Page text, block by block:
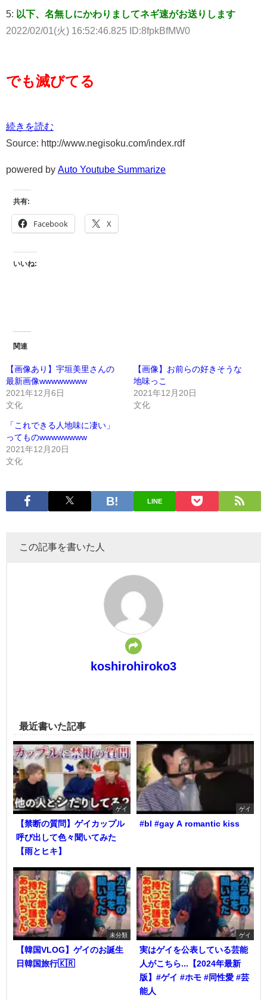
5: 以下、名無しにかわりましてネギ速がお送りします
2022/02/01(火) 16:52:46.825 ID:8fpkBfMW0
でも滅びてる
続きを読む
Source: http://www.negisoku.com/index.rdf
powered by Auto Youtube Summarize
共有:
Facebook X
いいね:
関連
【画像あり】宇垣美里さんの
最新画像wwwwwwww
2021年12月6日
文化
【画像】お前らの好きそうな
地味っこ
2021年12月20日
文化
「これできる人地味に凄い」
ってものwwwwwwww
2021年12月20日
文化
LINE
この記事を書いた人
koshirohiroko3
最近書いた記事
ゲイ
【禁断の質問】ゲイカップル
呼び出して色々聞いてみた
【雨とヒキ】
ゲイ
#bl #gay A romantic kiss
未分類
【韓国VLOG】ゲイのお誕生
日韓国旅行🇰🇷
ゲイ
実はゲイを公表している芸能
人がこちら...【2024年最新
版】#ゲイ #ホモ #同性愛 #芸
能人